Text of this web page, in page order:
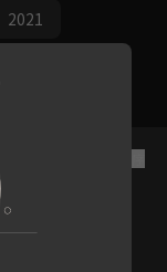
2021